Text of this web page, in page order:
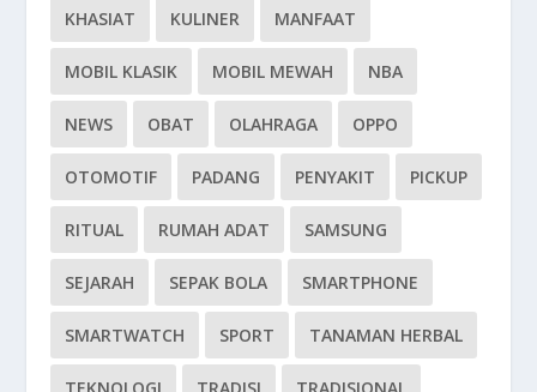
KHASIAT KULINER MANFAAT
MOBIL KLASIK MOBIL MEWAH NBA
NEWS OBAT OLAHRAGA OPPO
OTOMOTIF PADANG PENYAKIT PICKUP
RITUAL RUMAH ADAT SAMSUNG
SEJARAH SEPAK BOLA SMARTPHONE
SMARTWATCH SPORT TANAMAN HERBAL